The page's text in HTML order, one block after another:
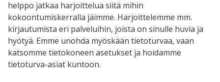
helppo jatkaa harjoittelua siitä mihin
kokoontumiskerralla jäimme. Harjoittelemme mm.
kirjautumista eri palveluihin, joista on sinulle huvia ja
hyötyä. Emme unohda myöskään tietoturvaa, vaan
katsomme tietokoneen asetukset ja hoidamme
tietoturva-asiat kuntoon.